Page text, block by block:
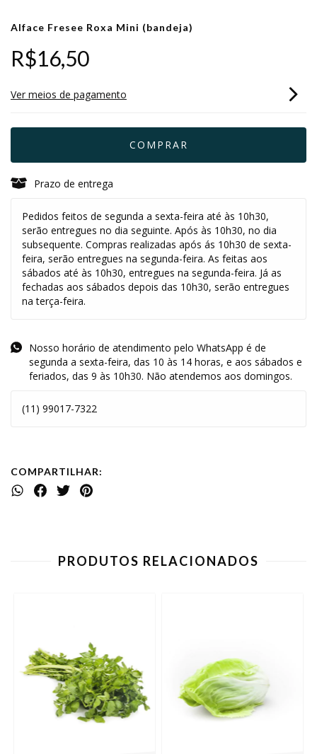
Alface Fresee Roxa Mini (bandeja)
R$16,50
Ver meios de pagamento
Prazo de entrega
Pedidos feitos de segunda a sexta-feira até às 10h30,
serão entregues no dia seguinte. Após às 10h30, no dia
subsequente. Compras realizadas após ás 10h30 de sexta-
feira, serão entregues na segunda-feira. As feitas aos
sábados até às 10h30, entregues na segunda-feira. Já as
fechadas aos sábados depois das 10h30, serão entregues
na terça-feira.
Nosso horário de atendimento pelo WhatsApp é de
segunda a sexta-feira, das 10 às 14 horas, e aos sábados e
feriados, das 9 às 10h30. Não atendemos aos domingos.
(11) 99017-7322
COMPARTILHAR:
PRODUTOS RELACIONADOS